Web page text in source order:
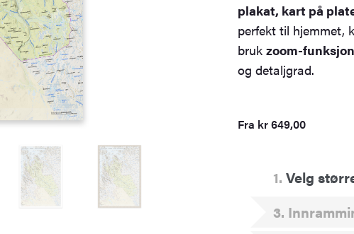
plakat, kart på
perfekt til hjemmet,
bruk zoom-
og detaljgrad.
Fra kr649,00
1 Velg
3